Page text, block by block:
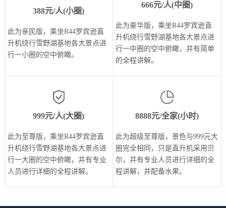
388元/人(小圈)
此为亲民版，乘坐R44罗宾逊直
升机绕行雪野湖基地各大景点进
行一小圈的空中俯瞰。
666元/人(中圈)
此为豪华版，乘坐R44罗宾逊直
升机绕行雪野湖基地各大景点进
行一中圈的空中俯瞰，并有简单
的全程讲解。
999元/人(大圈)
此为至尊版，乘坐R44罗宾逊直
升机绕行雪野湖基地各大景点进
行一大圈的空中俯瞰，并有专业
人员进行详细的全程讲解。
8888元/全家(小时)
此为超级至尊版，景色与999元大
圈完全相同，只是直升机采用贝
尔，并有专业人员进行详细的全
程讲解，并配备水果。